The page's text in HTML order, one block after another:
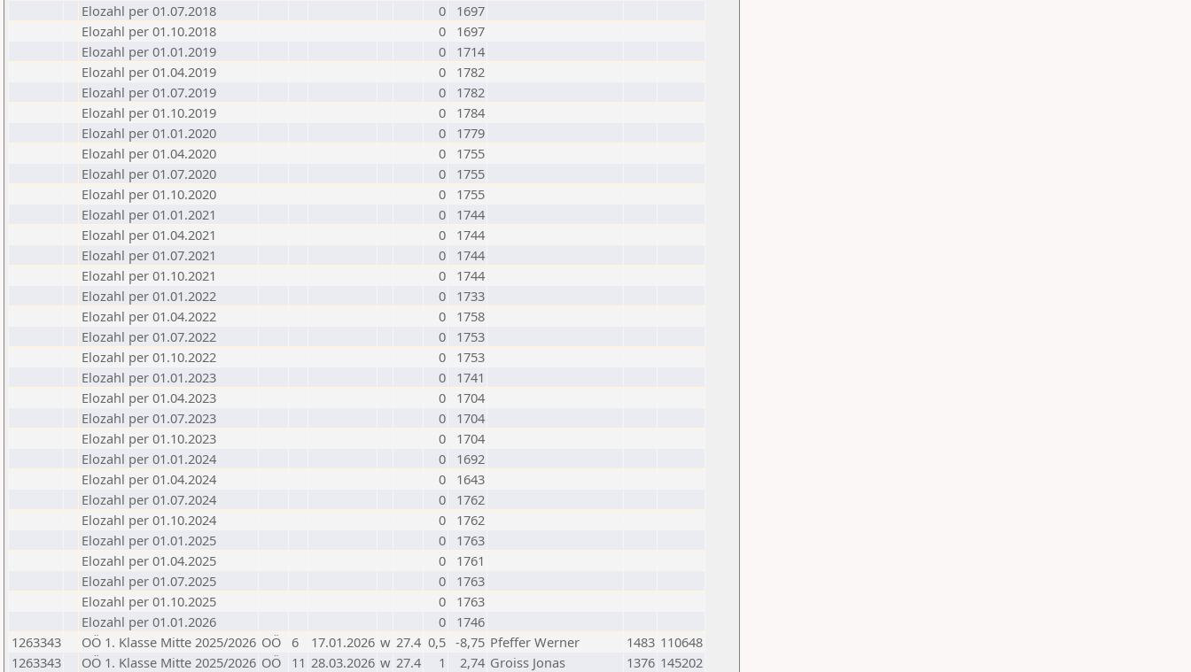
Elozahl per 01.07.2018
0
1697
Elozahl per 01.10.2018
0
1697
Elozahl per 01.01.2019
0
1714
Elozahl per 01.04.2019
0
1782
Elozahl per 01.07.2019
0
1782
Elozahl per 01.10.2019
0
1784
Elozahl per 01.01.2020
0
1779
Elozahl per 01.04.2020
0
1755
Elozahl per 01.07.2020
0
1755
Elozahl per 01.10.2020
0
1755
Elozahl per 01.01.2021
0
1744
Elozahl per 01.04.2021
0
1744
Elozahl per 01.07.2021
0
1744
Elozahl per 01.10.2021
0
1744
Elozahl per 01.01.2022
0
1733
Elozahl per 01.04.2022
0
1758
Elozahl per 01.07.2022
0
1753
Elozahl per 01.10.2022
0
1753
Elozahl per 01.01.2023
0
1741
Elozahl per 01.04.2023
0
1704
Elozahl per 01.07.2023
0
1704
Elozahl per 01.10.2023
0
1704
Elozahl per 01.01.2024
0
1692
Elozahl per 01.04.2024
0
1643
Elozahl per 01.07.2024
0
1762
Elozahl per 01.10.2024
0
1762
Elozahl per 01.01.2025
0
1763
Elozahl per 01.04.2025
0
1761
Elozahl per 01.07.2025
0
1763
Elozahl per 01.10.2025
0
1763
Elozahl per 01.01.2026
0
1746
1263343
OÖ 1. Klasse Mitte 2025/2026 OÖ 6 17.01.2026 w 27.4 0,5 -8,75 Pfeffer Werner 1483 110648
1263343
OÖ 1. Klasse Mitte 2025/2026 OÖ 11 28.03.2026 w 27.4 1 2,74 Groiss Jonas 1376 145202